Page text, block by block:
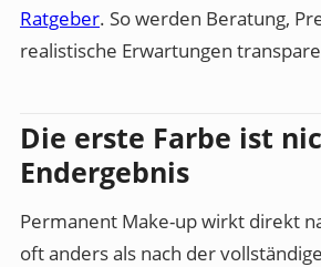
Ratgeber. So werden Beratung,
realistische Erwartungen
Die erste Farbe ist
Endergebnis
Permanent Make-up wirkt direkt
oft anders als nach der